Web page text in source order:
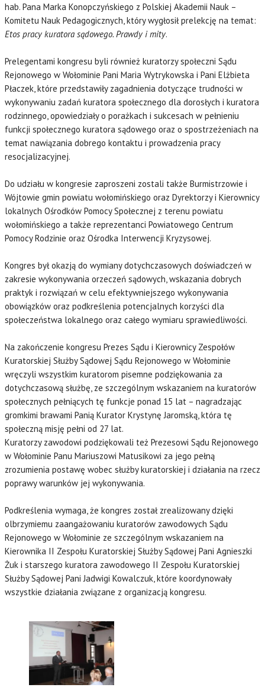
hab. Pana Marka Konopczyńskiego z Polskiej Akademii Nauk –
Komitetu Nauk Pedagogicznych, który wygłosił prelekcję na temat:
Etos pracy kuratora sądowego. Prawdy i mity.
Prelegentami kongresu byli również kuratorzy społeczni Sądu
Rejonowego w Wołominie Pani Maria Wytrykowska i Pani Elżbieta
Płaczek, które przedstawiły zagadnienia dotyczące trudności w
wykonywaniu zadań kuratora społecznego dla dorosłych i kuratora
rodzinnego, opowiedziały o porażkach i sukcesach w pełnieniu
funkcji społecznego kuratora sądowego oraz o spostrzeżeniach na
temat nawiązania dobrego kontaktu i prowadzenia pracy
resocjalizacyjnej.
Do udziału w kongresie zaproszeni zostali także Burmistrzowie i
Wójtowie gmin powiatu wołomińskiego oraz Dyrektorzy i Kierownicy
lokalnych Ośrodków Pomocy Społecznej z terenu powiatu
wołomińskiego a także reprezentanci Powiatowego Centrum
Pomocy Rodzinie oraz Ośrodka Interwencji Kryzysowej.
Kongres był okazją do wymiany dotychczasowych doświadczeń w
zakresie wykonywania orzeczeń sądowych, wskazania dobrych
praktyk i rozwiązań w celu efektywniejszego wykonywania
obowiązków oraz podkreślenia potencjalnych korzyści dla
społeczeństwa lokalnego oraz całego wymiaru sprawiedliwości.
Na zakończenie kongresu Prezes Sądu i Kierownicy Zespołów
Kuratorskiej Służby Sądowej Sądu Rejonowego w Wołominie
wręczyli wszystkim kuratorom pisemne podziękowania za
dotychczasową służbę, ze szczególnym wskazaniem na kuratorów
społecznych pełniących tę funkcje ponad 15 lat – nagradzając
gromkimi brawami Panią Kurator Krystynę Jaromską, która tę
społeczną misję pełni od 27 lat.
Kuratorzy zawodowi podziękowali też Prezesowi Sądu Rejonowego
w Wołominie Panu Mariuszowi Matusikowi za jego pełną
zrozumienia postawę wobec służby kuratorskiej i działania na rzecz
poprawy warunków jej wykonywania.
Podkreślenia wymaga, że kongres został zrealizowany dzięki
olbrzymiemu zaangażowaniu kuratorów zawodowych Sądu
Rejonowego w Wołominie ze szczególnym wskazaniem na
Kierownika II Zespołu Kuratorskiej Służby Sądowej Pani Agnieszki
Żuk i starszego kuratora zawodowego II Zespołu Kuratorskiej
Służby Sądowej Pani Jadwigi Kowalczuk, które koordynowały
wszystkie działania związane z organizacją kongresu.